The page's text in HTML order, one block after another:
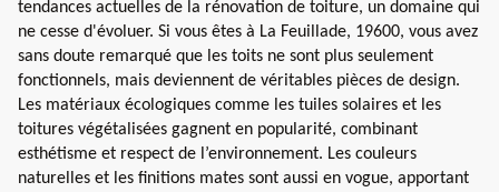
tendances actuelles de la rénovation de toiture, un domaine qui
ne cesse d'évoluer. Si vous êtes à La Feuillade, 19600, vous avez
sans doute remarqué que les toits ne sont plus seulement
fonctionnels, mais deviennent de véritables pièces de design.
Les matériaux écologiques comme les tuiles solaires et les
toitures végétalisées gagnent en popularité, combinant
esthétisme et respect de l’environnement. Les couleurs
naturelles et les finitions mates sont aussi en vogue, apportant